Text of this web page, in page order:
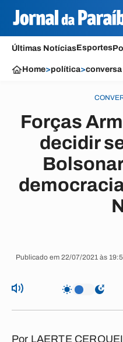
Últimas NotíciasEsportes
Home>política>
Forças
decidir
Publicado em 22/07/2021 às
Por LAERTE